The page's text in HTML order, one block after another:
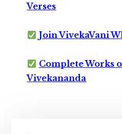
Verses
Join VivekaVani
Complete Works
Vivekananda